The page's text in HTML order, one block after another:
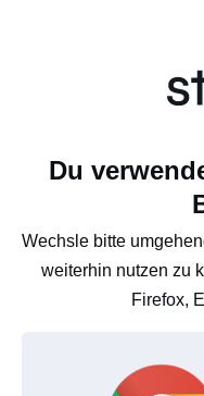
Du
Wechsle bitte
weiterhin nutzen zu
Firefox,